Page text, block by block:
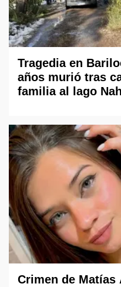
Tragedia en
años murió tras
familia al lago
Crimen de Matías